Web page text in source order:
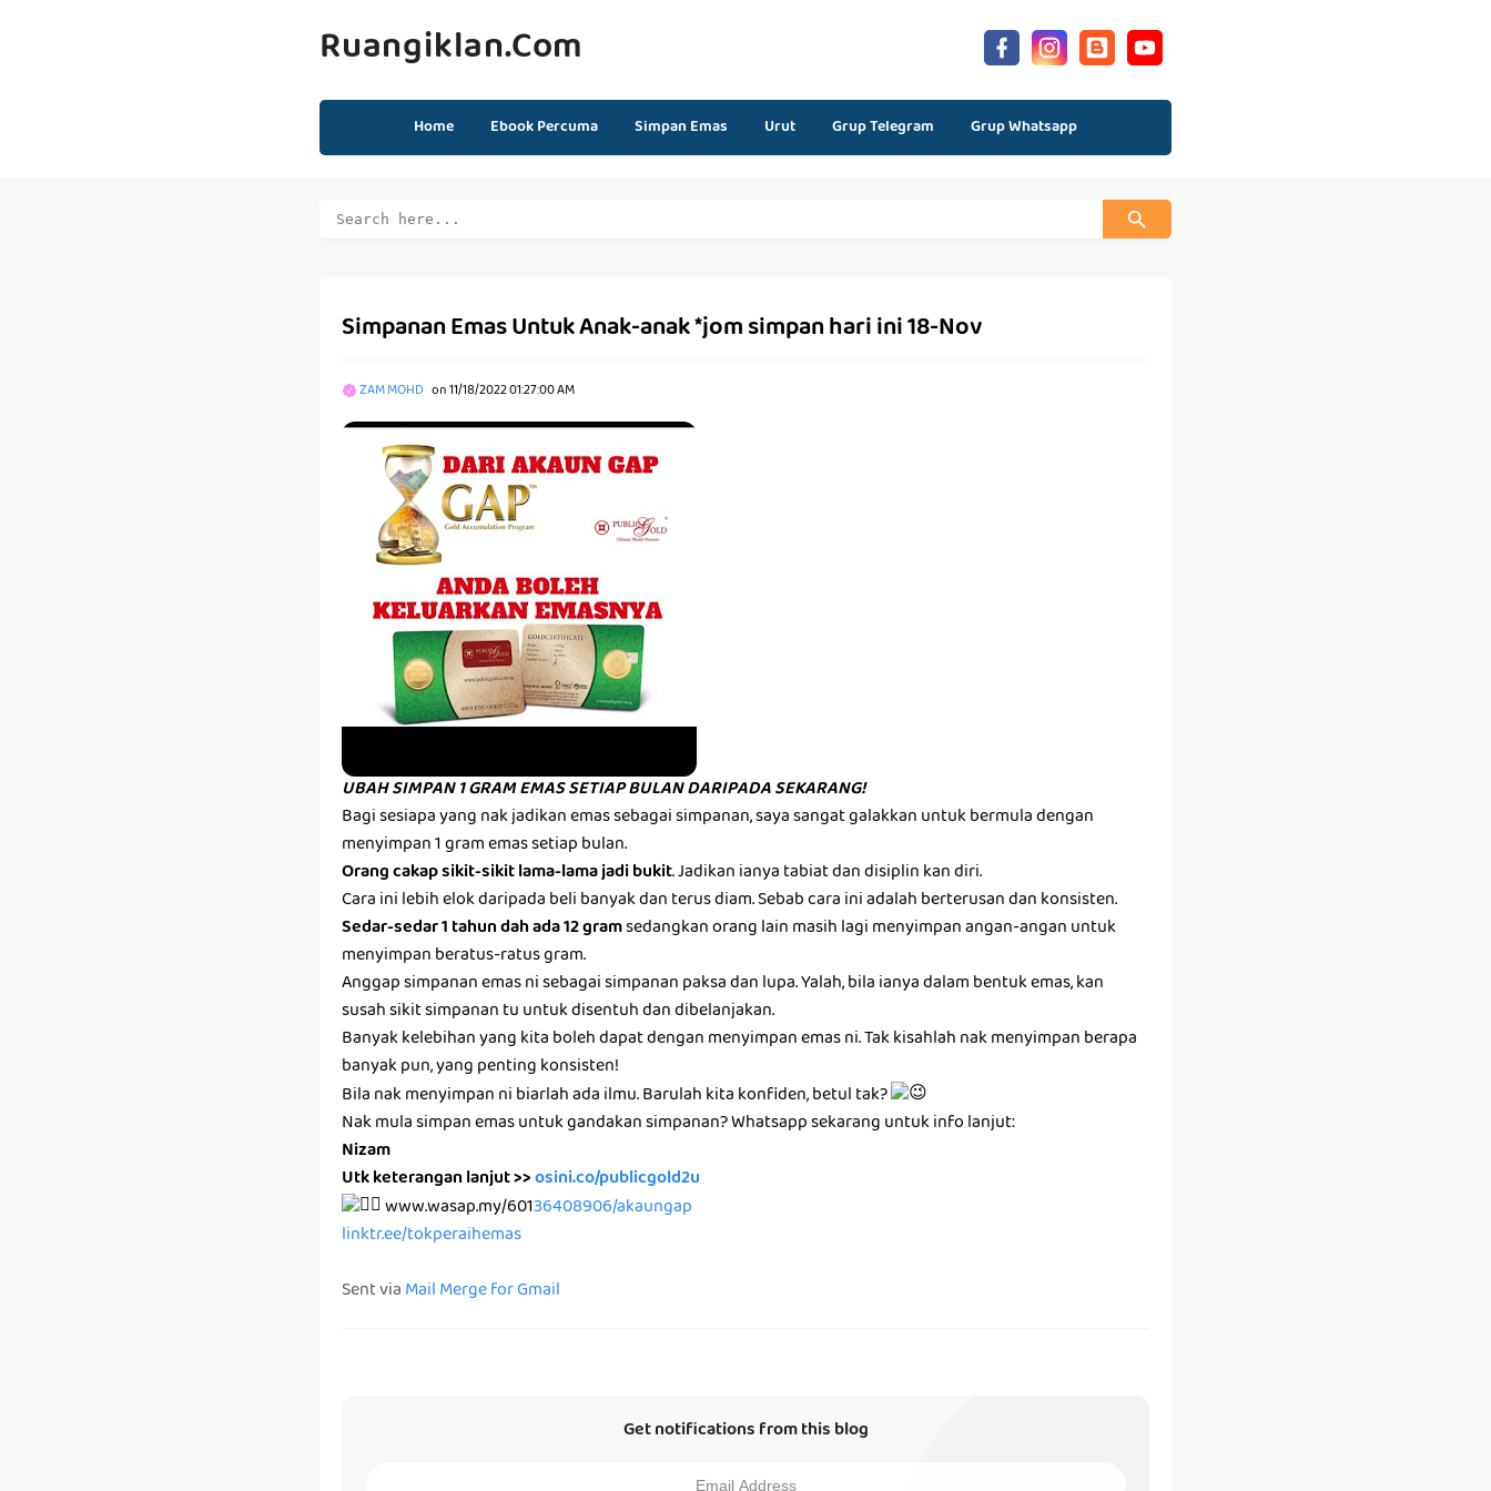
Ruangiklan.com
Home Ebook Percuma Simpan Emas Urut Grup Telegram Grup Whatsapp
Simpanan Emas Untuk Anak-anak *jom simpan hari ini 18-Nov
ZAM MOHD on11/18/2022 01:27:00 AM
UBAH SIMPAN 1 GRAM EMAS SETIAP BULAN DARIPADA SEKARANG!
Bagi sesiapa yang nak jadikan emas sebagai simpanan, saya sangat galakkan untuk bermula dengan
menyimpan 1 gram emas setiap bulan.
Orang cakap sikit-sikit lama-lama jadi bukit. Jadikan ianya tabiat dan disiplin kan diri.
Cara ini lebih elok daripada beli banyak dan terus diam. Sebab cara ini adalah berterusan dan konsisten.
Sedar-sedar 1 tahun dah ada 12 gramsedangkan orang lain masih lagi menyimpan angan-angan untuk
menyimpan beratus-ratus gram.
Anggap simpanan emas ni sebagai simpanan paksa dan lupa. Yalah, bila ianya dalam bentuk emas, kan
susah sikit simpanan tu untuk disentuh dan dibelanjakan.
Banyak kelebihan yang kita boleh dapat dengan menyimpan emas ni. Tak kisahlah nak menyimpan berapa
banyak pun, yang penting konsisten!
Bila nak menyimpan ni biarlah ada ilmu. Barulah kita konfiden, betul tak?
Nak mula simpan emas untuk gandakan simpanan? Whatsapp sekarang untuk info lanjut:
Nizam
Utk keterangan lanjut >>osini.co/publicgold2u
www.wasap.my/60136408906/akaungap
linktr.ee/tokperaihemas
Sent viaMail Merge for Gmail
Get notifications from this blog